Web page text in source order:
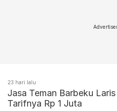
23 hari lalu
Jasa Teman Barbeku
Tarifnya Rp 1 Juta